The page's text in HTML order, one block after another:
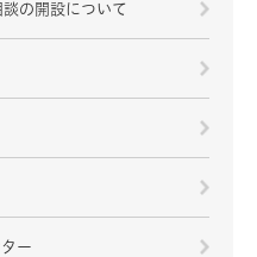
の開設について
ー